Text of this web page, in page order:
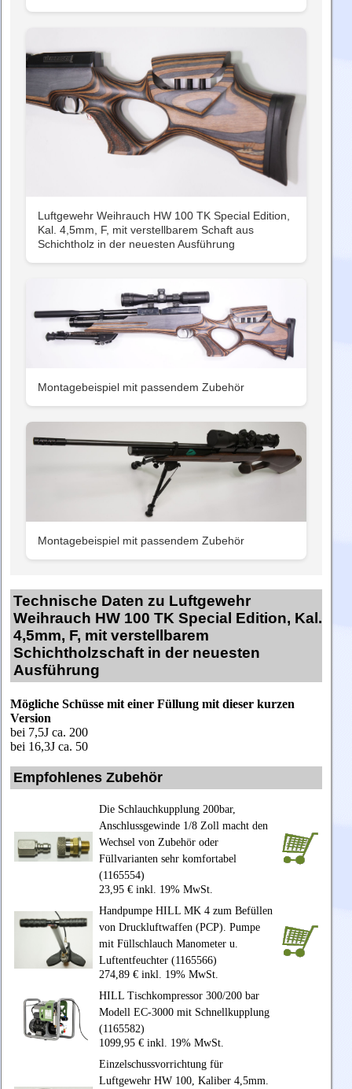
Luftgewehr Weihrauch HW 100 TK Special Edition,
Kal. 4,5mm, F, mit verstellbarem Schaft aus
Schichtholz in der neuesten Ausführung
Montagebeispiel mit passendem Zubehör
Montagebeispiel mit passendem Zubehör
Technische Daten zu Luftgewehr
Weihrauch HW 100 TK Special Edition, Kal.
4,5mm, F, mit verstellbarem
Schichtholzschaft in der neuesten
Ausführung
Mögliche Schüsse mit einer Füllung mit dieser kurzen
Version
bei 7,5J ca. 200
bei 16,3J ca. 50
Empfohlenes Zubehör
Die Schlauchkupplung 200bar,
Anschlussgewinde 1/8 Zoll macht den
Wechsel von Zubehör oder
Füllvarianten sehr komfortabel
(1165554)
23,95 € inkl. 19% MwSt.
Handpumpe HILL MK 4 zum Befüllen
von Druckluftwaffen (PCP). Pumpe
mit Füllschlauch Manometer u.
Luftentfeuchter (1165566)
274,89 € inkl. 19% MwSt.
HILL Tischkompressor 300/200 bar
Modell EC-3000 mit Schnellkupplung
(1165582)
1099,95 € inkl. 19% MwSt.
Einzelschussvorrichtung für
Luftgewehr HW 100, Kaliber 4,5mm.